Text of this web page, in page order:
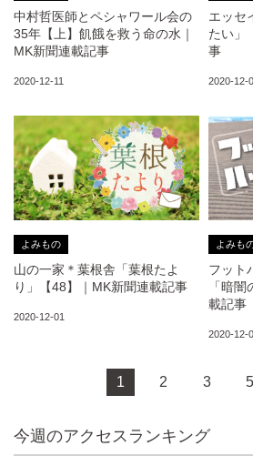
中村哲医師とペシャワール会の
35年【上】飢餓を救う命の水｜
MK新聞連載記事
2020-12-11
エッセ
たい」
事
2020-12-
よみもの
山の一家＊葉根舎「葉根たよ
り」【48】｜MK新聞連載記事
2020-12-01
よみも
フット
「暗
載記事
2020-12-
1 2 3 5
今週のアクセスランキング